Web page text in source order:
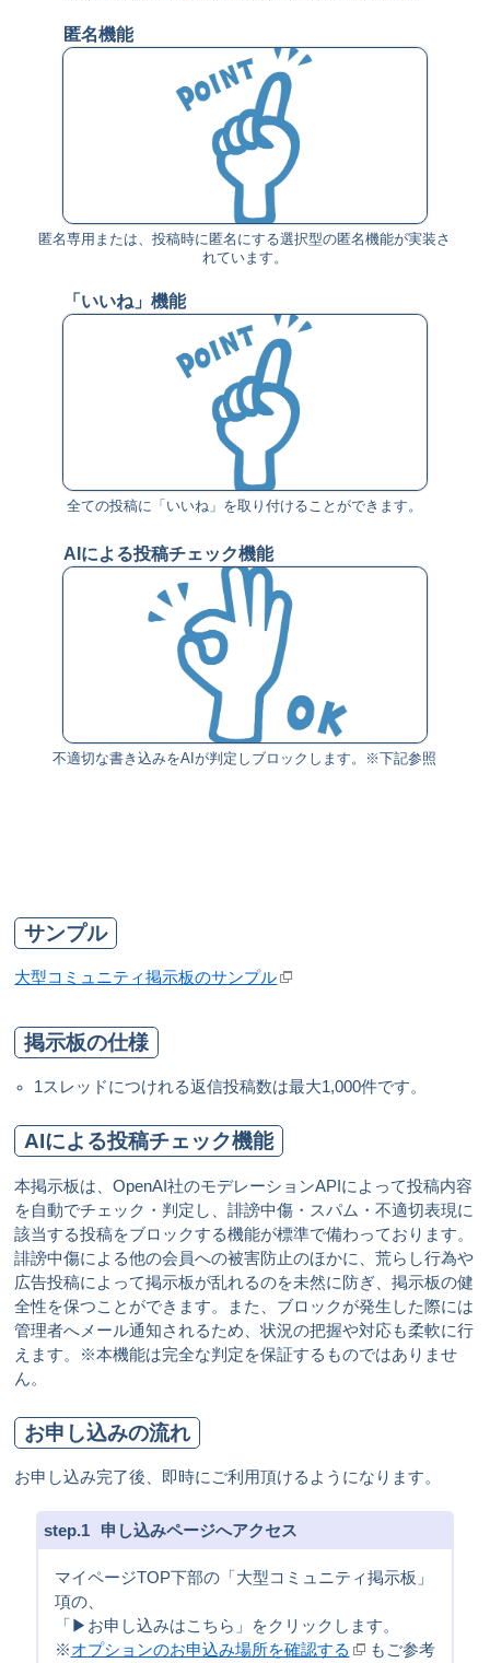
匿名機能
匿名専用または、投稿時に匿名にする選択型の匿名機能が実装さ
れています。
「いいね」機能
全ての投稿に「いいね」を取り付けることができます。
AIによる投稿チェック機能
不適切な書き込みをAIが判定しブロックします。※下記参照
サンプル
大型コミュニティ掲示板のサンプル
掲示板の仕様
1スレッドにつけれる返信投稿数は最大1,000件です。
AIによる投稿チェック機能
本掲示板は、OpenAI社のモデレーションAPIによって投稿内容
を自動でチェック・判定し、誹謗中傷・スパム・不適切表現に
該当する投稿をブロックする機能が標準で備わっております。
誹謗中傷による他の会員への被害防止のほかに、荒らし行為や
広告投稿によって掲示板が乱れるのを未然に防ぎ、掲示板の健
全性を保つことができます。また、ブロックが発生した際には
管理者へメール通知されるため、状況の把握や対応も柔軟に行
えます。※本機能は完全な判定を保証するものではありませ
ん。
お申し込みの流れ
お申し込み完了後、即時にご利用頂けるようになります。
1 申し込みページへアクセス
マイページTOP下部の「大型コミュニティ掲示板」
項の、
「▶お申し込みはこちら」をクリックします。
※オプションのお申込み場所を確認する もご参考